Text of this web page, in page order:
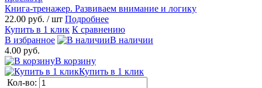
Книга-тренажер. Развиваем внимание и логику
22.00 руб. / шт Подробнее
Купить в 1 клик К сравнению
В избранное
В наличии
4.00 руб.
В корзину
Купить в 1 клик
Кол-во: